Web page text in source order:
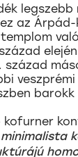
legszebb
az
század